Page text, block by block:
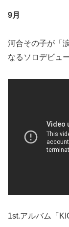
9月
河合その子が「
なるソロデビュー
1st.アルバム「